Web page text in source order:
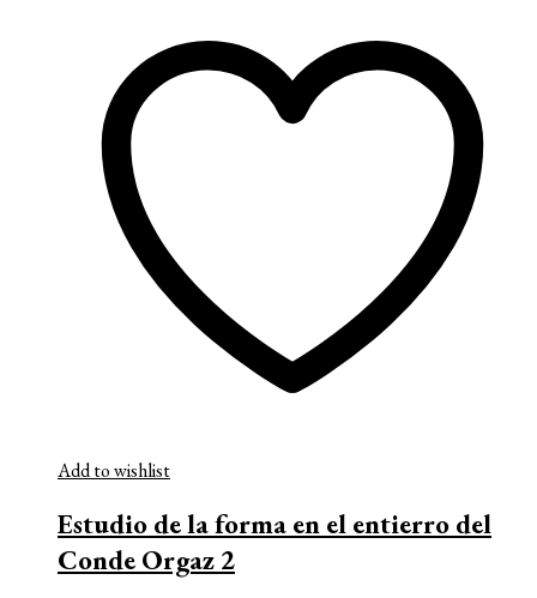
Add to wishlist
Estudio de la forma en el entierro del
Conde Orgaz 2